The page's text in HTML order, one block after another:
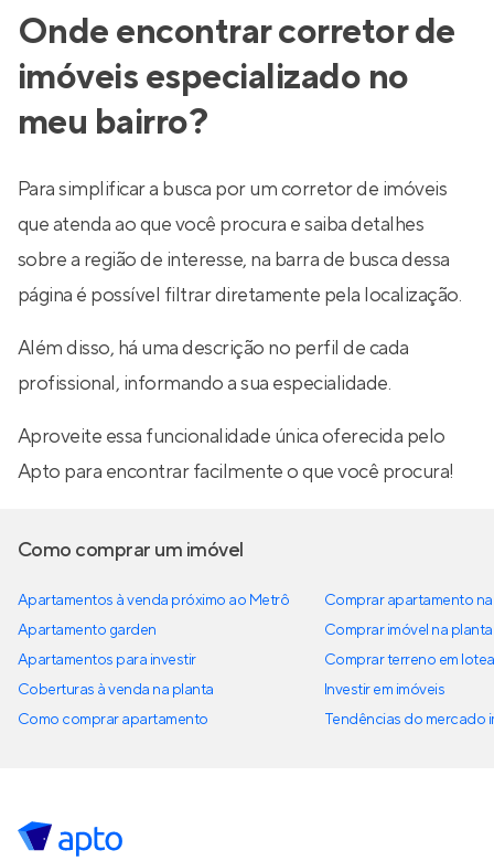
Onde encontrar corretor de
imóveis especializado no
meu bairro?
Para simplificar a busca por um corretor de imóveis
que atenda ao que você procura e saiba detalhes
sobre a região de interesse, na barra de busca dessa
página é possível filtrar diretamente pela localização.
Além disso, há uma descrição no perfil de cada
profissional, informando a sua especialidade.
Aproveite essa funcionalidade única oferecida pelo
Apto para encontrar facilmente o que você procura!
Como comprar um imóvel
Apartamentos à venda próximo ao Metrô
Apartamento garden
Apartamentos para investir
Coberturas à venda na planta
Como comprar apartamento
Comprar apartamento
Comprar imóvel na planta
Comprar terreno em
Investir em imóveis
Tendências do mercado